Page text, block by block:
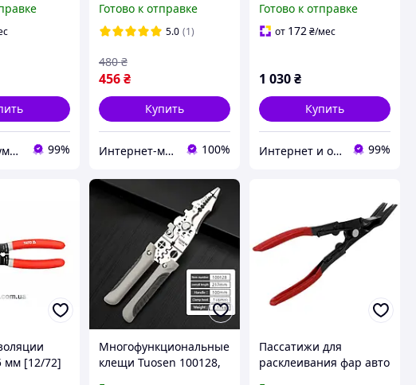
MIX Инструмент 99%
зачистки проводов,
обжима клемм, клещи
Готово к отправке
5.0 (1)
456 ₴
480 ₴
Купить
Интернет-магазин "Коламбус" 100%
(FMHT0-96230)
Готово к отправке
от 172₴/мес
1 030₴
Купить
Интернет и оффлайн магазин инструментов в Запорожье "Инструмент" 99%
мм [12/72]
Многофункциональные
клещи Tuosen 100128,
Пассатижи для
расклеивания фар авто